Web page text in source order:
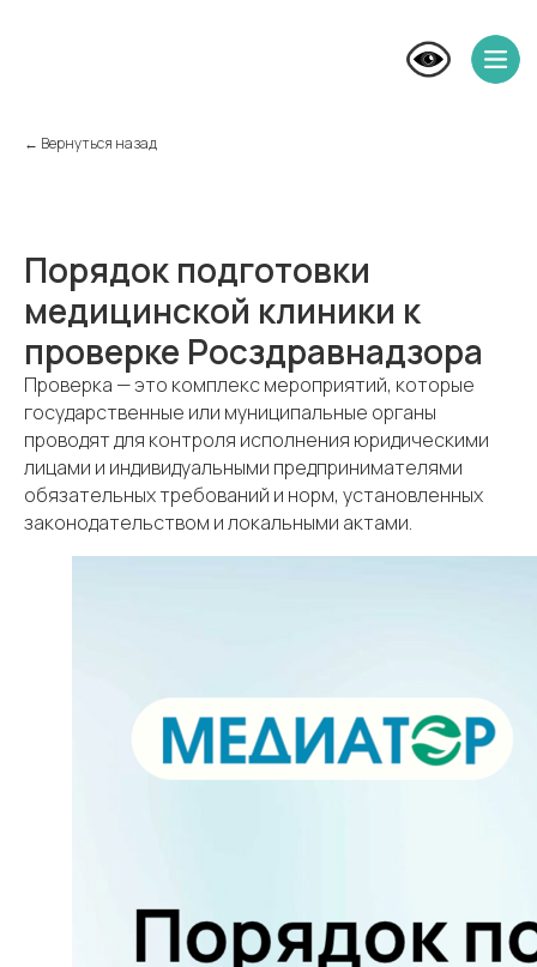
← Вернуться назад
Порядок подготовки
медицинской клиники к
проверке Росздравнадзора
Проверка — это комплекс мероприятий, которые
государственные или муниципальные органы
проводят для контроля исполнения юридическими
лицами и индивидуальными предпринимателями
обязательных требований и норм, установленных
законодательством и локальными актами.